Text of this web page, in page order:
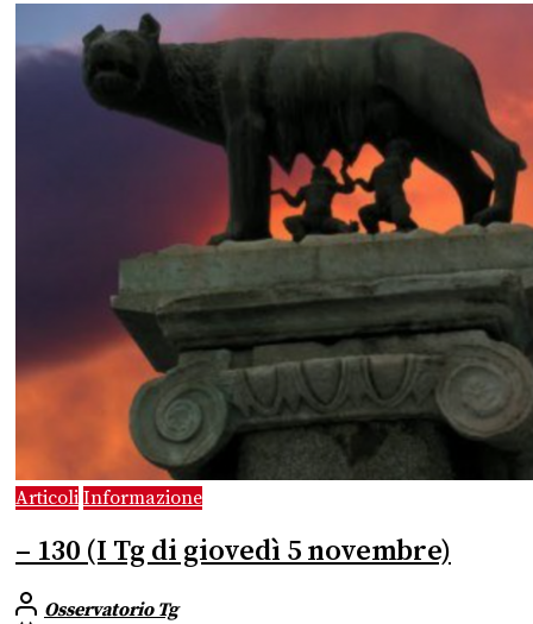
Articoli Informazione
– 130 (I Tg di giovedì 5 novembre)
Osservatorio Tg